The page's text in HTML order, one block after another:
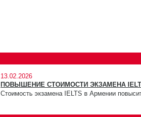
13.02.2026
ПОВЫШЕНИЕ СТОИМОСТИ ЭКЗАМЕНА
Стоимость экзамена IELTS в Армении